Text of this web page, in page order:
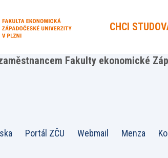
CHCI
Fakulty ekonomické
Portál ZČU Webmail Menza